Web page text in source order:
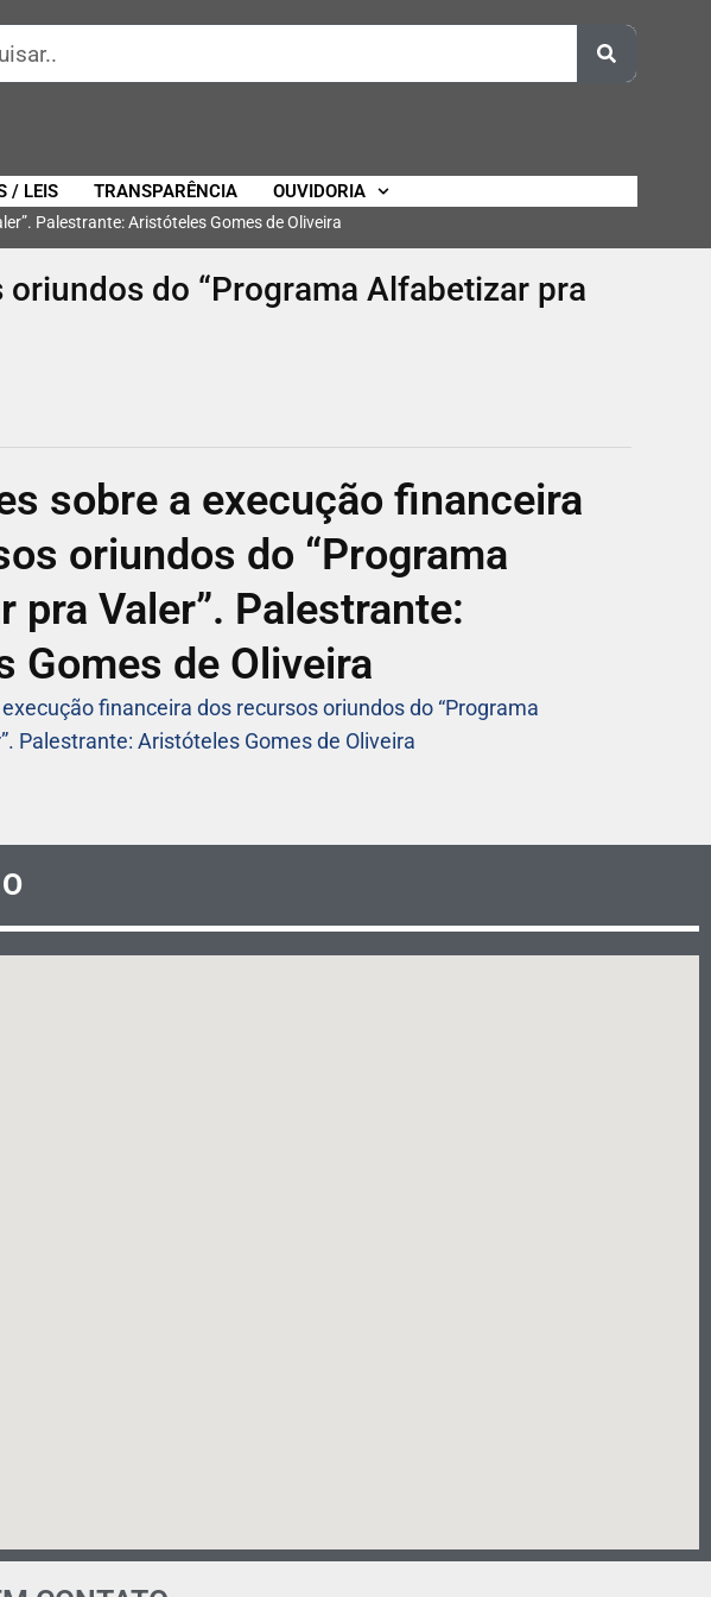
/ LEIS TRANSPARÊNCIA OUVIDORIA
Palestrante: Aristóteles Gomes de Oliveira
do “Programa Alfabetizar pra
sobre a execução financeira
oriundos do “Programa
pra Valer”. Palestrante:
Gomes de Oliveira
financeira dos recursos oriundos do “Programa
Palestrante: Aristóteles Gomes de Oliveira